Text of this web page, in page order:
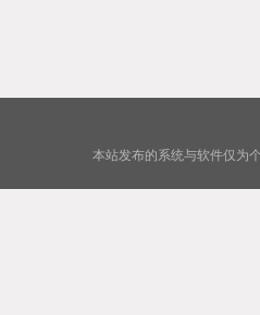
本站发布的系统与软件仅为